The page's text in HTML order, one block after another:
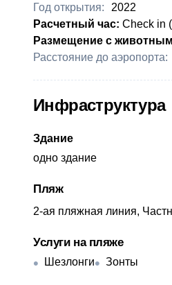
Год открытия:
2022
Расчетный час: Check in
Размещение с
Расстояние до аэропорта:
Инфраструктура
Здание
одно здание
Пляж
2-ая пляжная линия,
Услуги на пляже
Шезлонги Зонты